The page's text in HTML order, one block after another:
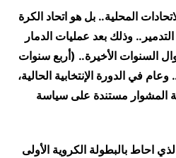
المحلية.. بل هو اتحاد الكرة
وذلك بعد عمليات الدمار
السنوات الأخيرة.. (أربع سنوات
في الدورة الإنتخابية الحالية،
المشوار مستندة على سياسة
احاط بالبطولة الكروية الأولى